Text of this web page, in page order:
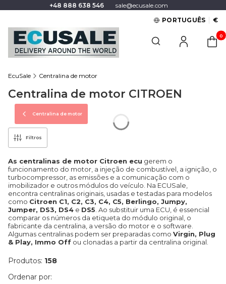
+48 888 638 546
sale@ecusale.com
PORTUGUÊS
€
Open search engine
EcuSale Centralina de motor
Centralina de motor CITROEN
Centralina de motor
Filtros
As centralinas de motor Citroen ecu gerem o
funcionamento do motor, a injeção de combustível, a ignição, o
turbocompressor, as emissões e a comunicação com o
imobilizador e outros módulos do veículo. Na ECUSale,
encontra centralinas originais, usadas e testadas para modelos
como Citroen C1, C2, C3, C4, C5, Berlingo, Jumpy,
Jumper, DS3, DS4 e DS5. Ao substituir uma ECU, é essencial
comparar os números da etiqueta do módulo original, o
fabricante da centralina, a versão do motor e o software.
Algumas centralinas podem ser preparadas como Virgin, Plug
& Play, Immo Off ou clonadas a partir da centralina original.
Produtos: 158
List of products
Ordenar por: